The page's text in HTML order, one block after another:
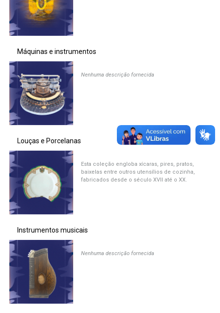
Máquinas e instrumentos
Nenhuma descrição fornecida
Louças e Porcelanas
Esta coleção engloba xícaras, pires, pratos,
baixelas entre outros utensílios de cozinha,
fabricados desde o século XVII até o XX.
Instrumentos musicais
Nenhuma descrição fornecida